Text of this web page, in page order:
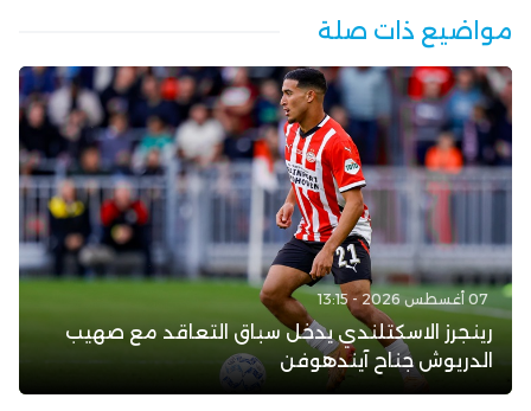
مواضيع ذات صلة
07 أغسطس 2026 - 13:15
رينجرز الاسكتلندي يدخل سباق التعاقد مع صهيب
الدريوش جناح آيندهوفن